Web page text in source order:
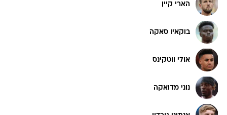
הארי קיין
בוקאיו סאקה
אולי ווטקינס
נוני מדואקה